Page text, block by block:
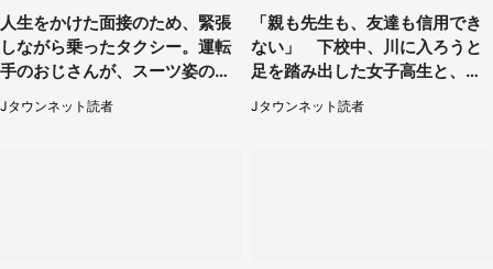
人生をかけた面接のため、緊張
しながら乗ったタクシー。運転
手のおじさんが、スーツ姿の私
を見て...（福岡県・30代女性）
Jタウンネット読者
「親も先生も、友達も信用でき
ない」 下校中、川に入ろうと
足を踏み出した女子高生と、彼
女を止めた予想外の存在
Jタウンネット読者